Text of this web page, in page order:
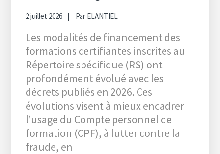
2 juillet 2026 Par ELANTIEL
Les modalités de financement des
formations certifiantes inscrites au
Répertoire spécifique (RS) ont
profondément évolué avec les
décrets publiés en 2026. Ces
évolutions visent à mieux encadrer
l’usage du Compte personnel de
formation (CPF), à lutter contre la
fraude, en